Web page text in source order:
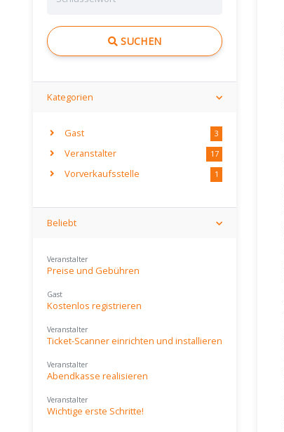
SUCHEN
Kategorien
Gast 3
Veranstalter 17
Vorverkaufsstelle 1
Beliebt
Veranstalter
Preise und Gebühren
Gast
Kostenlos registrieren
Veranstalter
Ticket-Scanner einrichten und installieren
Veranstalter
Abendkasse realisieren
Veranstalter
Wichtige erste Schritte!